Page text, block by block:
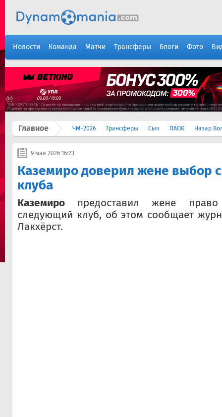
Новости Команда Матчи Трансферы Блоги Фото
Главное ЧМ-2026 Трансферы Сыч ПАОК Назар
9 мая 2026 16:23
Каземиро доверил жене выбор
клуба
Каземиро предоставил жене
следующий клуб, об этом сообщает
Лакхёрст.